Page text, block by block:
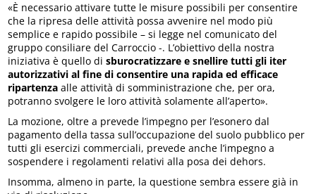
«È necessario attivare tutte le misure possibili per consentire
che la ripresa delle attività possa avvenire nel modo più
semplice e rapido possibile – si legge nel comunicato del
gruppo consiliare del Carroccio -. L’obiettivo della nostra
iniziativa è quello disburocratizzare e snellire tutti gli iter
autorizzativi al fine di consentire una rapida ed efficace
ripartenza alle attività di somministrazione che, per ora,
potranno svolgere le loro attività solamente all’aperto».
La mozione, oltre a prevede l’impegno per l’esonero dal
pagamento della tassa sull’occupazione del suolo pubblico per
tutti gli esercizi commerciali, prevede anche l’impegno a
sospendere i regolamenti relativi alla posa dei dehors.
Insomma, almeno in parte, la questione sembra essere già in